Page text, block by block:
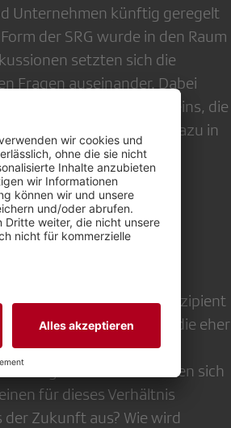
Unternehmen künftig geregelt
der SRG wurde in den Raum
setzten sich die
Fragen auseinander. Dabei
Verankerung des Vereins, die
das sich parallel dazu in
wird.
Produzent und Rezipient
wie «Publikum», die eher
mehr zeitgemäss ist. Die
und befinden sich
für dieses Verhältnis
Zukunft aus? Wie wird